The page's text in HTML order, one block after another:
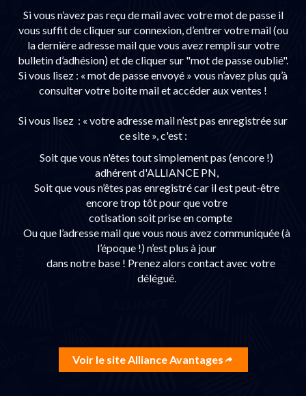
Si vous n’avez pas reçu de mail avec votre mot de passe il
vous suffit de cliquer sur connexion, d’entrer votre mail (ou
la dernière adresse mail que vous avez rempli sur votre
bulletin d’adhésion) et de cliquer sur "mot de passe oublié".
Si vous lisez : « mot de passe envoyé » vous n’avez plus qu’à
consulter votre boite mail et accéder aux ventes !
Si vous lisez : « votre adresse mail n’est pas enregistrée sur
ce site », c'est :
Soit que vous n'êtes tout simplement pas (encore !)
adhérent d'ALLIANCE PN,
Soit que vous n’êtes pas enregistré car il est peut-être
encore trop tôt pour que votre
cotisation soit prise en compte
Ou que l’adresse mail que vous nous avez communiquée (à
l’époque !) n’est plus à jour
dans notre base ! Prenez alors contact avec votre
délégué.
Voir le site Alliance Avantages